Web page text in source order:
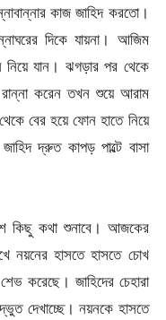
কাজ জাহিদ করতো।
দিকে যায়না। আজিম
নিয়ে যান। ঝগড়ার পর থেকে
করেন তখন শুয়ে আরাম
বের হয়ে ফোন হাতে নিয়ে
দ্রুত কাপড় পাল্টে বাসা
কিছু কথা শুনাবে। আজকের
নয়নের হাসতে হাসতে চোখ
করেছে। জাহিদের চেহারা
দেখাচ্ছে। নয়নকে হাসতে